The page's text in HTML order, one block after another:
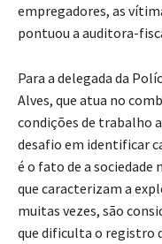
empregadores, as
pontuou a auditora-
Para a delegada da
Alves, que atua no
condições de trabalho
desafio em identificar
é o fato de a sociedade
que caracterizam a
muitas vezes, são
que dificulta o registro